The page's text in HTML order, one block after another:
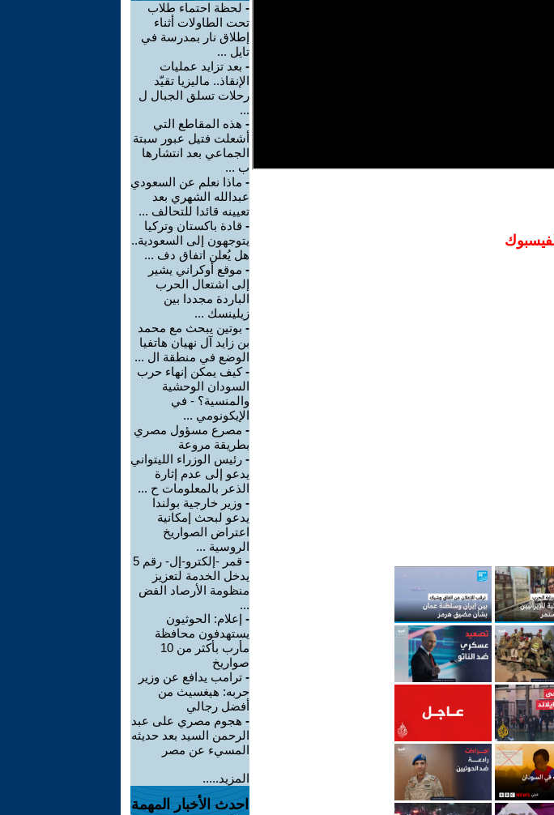
- لحظة احتماء طلاب
تحت الطاولات أثناء
إطلاق نار بمدرسة في
تايل ...
- بعد تزايد عمليات
الإنقاذ.. ماليزيا تقيّد
رحلات تسلق الجبال ل
...
- هذه المقاطع التي
أشعلت فتيل عبور سبتة
الجماعي بعد انتشارها
ب ...
- ماذا نعلم عن السعودي
عبدالله الشهري بعد
تعيينه قائدا للتحالف ...
- قادة باكستان وتركيا
يتوجهون إلى السعودية..
هل يُعلن اتفاق دف ...
- موقع أوكراني يشير
إلى اشتعال الحرب
الباردة مجددا بين
زيلينسك ...
- بوتين يبحث مع محمد
بن زايد آل نهيان هاتفيا
الوضع في منطقة ال ...
-كيف يمكن إنهاء حرب
السودان الوحشية
والمنسية؟ - في
الإيكونومي ...
- مصرع مسؤول مصري
بطريقة مروعة
- رئيس الوزراء الليتواني
يدعو إلى عدم إثارة
الذعر بالمعلومات ح ...
- وزير خارجية بولندا
يدعو لبحث إمكانية
اعتراض الصواريخ
الروسية ...
-
قمر -إلكترو-إل- رقم 5
يدخل الخدمة لتعزيز
منظومة الأرصاد الفض
...
- إعلام: الحوثيون
يستهدفون محافظة
مأرب بأكثر من 10
صواريخ
- ترامب يدافع عن وزير
حربه: هيغسيث من
أفضل رجالي
- هجوم مصري على عبد
الرحمن السيد بعد حديثه
المسيء عن مصر
المزيد.....
احدث الأخبار المهمة